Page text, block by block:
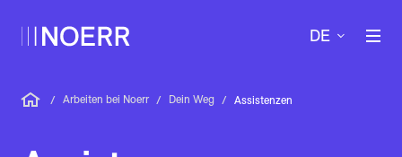
DE
/ Arbeiten bei Noerr / Dein Weg / Assistenzen